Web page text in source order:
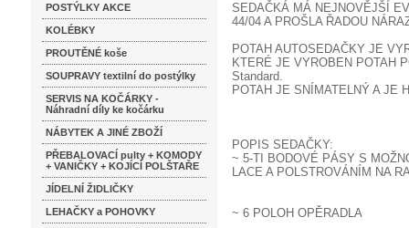
POSTÝLKY AKCE
KOLÉBKY
PROUTĚNÉ koše
SOUPRAVY textilní do postýlky
SERVIS NA KOČÁRKY -
Náhradní díly ke kočárku
NÁBYTEK A JINÉ ZBOŽÍ
PŘEBALOVACÍ pulty + KOMODY
+ VANIČKY + KOJÍCÍ POLŠTAŘE
JÍDELNÍ ŽIDLIČKY
LEHAČKY a POHOVKY
SEDAČKÁ MÁ NEJNOVĚJŠÍ
44/04 A PROŠLA ŘADOU
POTAH AUTOSEDAČKY JE
KTERÉ JE VYROBEN POTAH
Standard.
POTAH JE SNÍMATELNÝ A JE
POPIS SEDAČKY:
~ 5-TI BODOVÉ PÁSY S
LACE A POLSTROVÁNÍM NA
~ 6 POLOH OPĚRADLA